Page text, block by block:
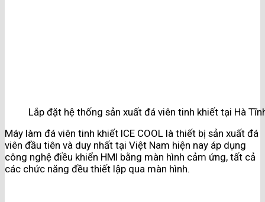
Lắp đặt hệ thống sản xuất đá viên tinh khiết tại Hà
Máy làm đá viên tinh khiết ICE COOL là thiết bị sản xuất đá
viên đầu tiên và duy nhất tại Việt Nam hiện nay áp dụng
công nghệ điều khiển HMI bằng màn hình cảm ứng, tất cả
các chức năng đều thiết lập qua màn hình.